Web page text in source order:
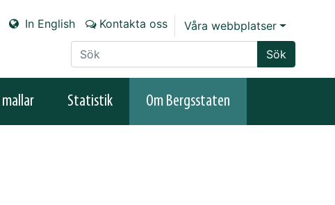
In English Kontakta oss
Våra webbplatser
Sök på sajten
Sök
Statistik Om Bergsstaten